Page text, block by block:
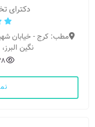
دکترای
مطب: کرج - خیابان
نگین البرز،